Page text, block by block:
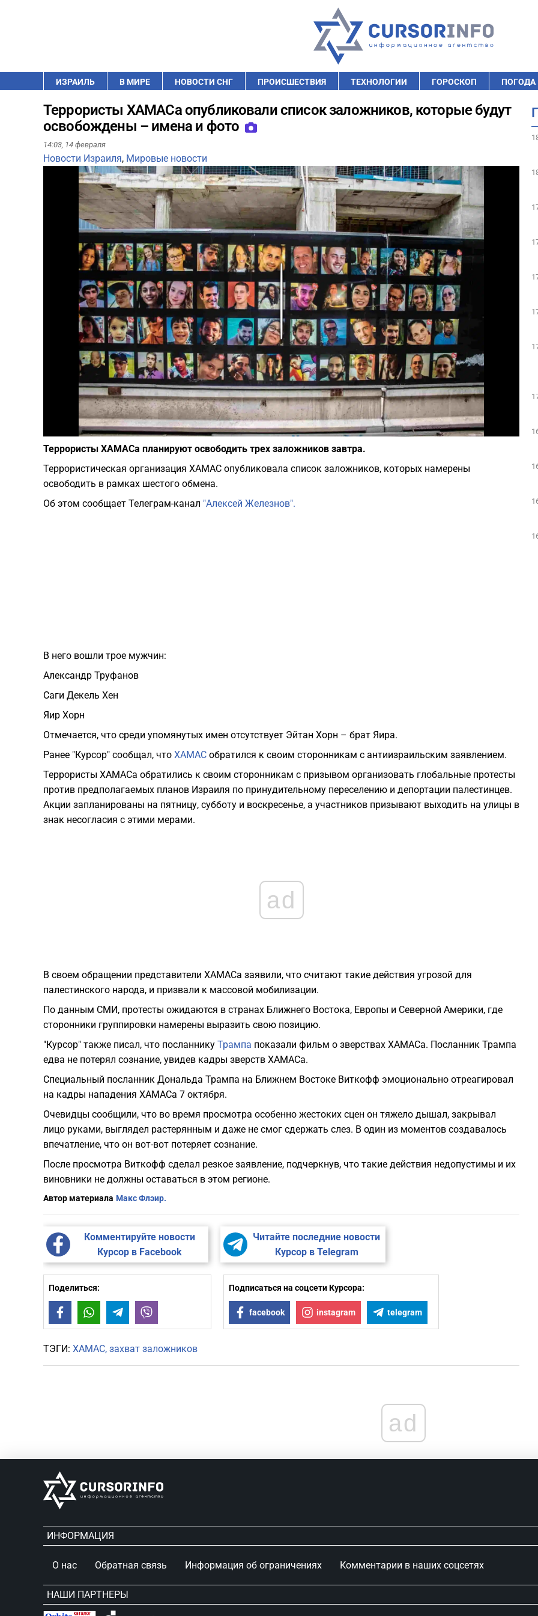
ИЗРАИЛЬ В МИРЕ НОВОСТИ СНГ ПРОИСШЕСТВИЯ ТЕХНОЛОГИИ ГОРОСКОП ПОГОДА
Террористы ХАМАСа опубликовали список заложников, которые будут
освобождены – имена и фото
14:03, 14 февраля
Новости Израиля, Мировые новости
Play
Фото: depositphotos.com
Террористы ХАМАСа планируют освободить трех заложников завтра.
Террористическая организация ХАМАС опубликовала список заложников, которых намерены
освободить в рамках шестого обмена.
Об этом сообщает Телеграм-канал "Алексей Железнов".
В него вошли трое мужчин:
Александр Труфанов
Саги Декель Хен
Яир Хорн
Отмечается, что среди упомянутых имен отсутствует Эйтан Хорн – брат Яира.
Ранее "Курсор" сообщал, что ХАМАС обратился к своим сторонникам с антиизраильским заявлением.
Террористы ХАМАСа обратились к своим сторонникам с призывом организовать глобальные протесты
против предполагаемых планов Израиля по принудительному переселению и депортации палестинцев.
Акции запланированы на пятницу, субботу и воскресенье, а участников призывают выходить на улицы в
знак несогласия с этими мерами.
ad
В своем обращении представители ХАМАСа заявили, что считают такие действия угрозой для
палестинского народа, и призвали к массовой мобилизации.
По данным СМИ, протесты ожидаются в странах Ближнего Востока, Европы и Северной Америки, где
сторонники группировки намерены выразить свою позицию.
"Курсор" также писал, что посланнику Трампа показали фильм о зверствах ХАМАСа. Посланник Трампа
едва не потерял сознание, увидев кадры зверств ХАМАСа.
Специальный посланник Дональда Трампа на Ближнем Востоке Виткофф эмоционально отреагировал
на кадры нападения ХАМАСа 7 октября.
Очевидцы сообщили, что во время просмотра особенно жестоких сцен он тяжело дышал, закрывал
лицо руками, выглядел растерянным и даже не смог сдержать слез. В один из моментов создавалось
впечатление, что он вот-вот потеряет сознание.
После просмотра Виткофф сделал резкое заявление, подчеркнув, что такие действия недопустимы и их
виновники не должны оставаться в этом регионе.
Автор материала Макс Флэир.
Комментируйте новости
Курсор в Facebook
Читайте последние новости
Курсор в Telegram
Поделиться:
FacebookWhatsAppTelegram
Подписаться на соцсети Курсора:
facebook instagram telegram
ТЭГИ: ХАМАС захват заложников
ad
ИНФОРМАЦИЯ
О нас Обратная связь Информация об ограничениях Комментарии в наших соцсетях
НАШИ ПАРТНЕРЫ